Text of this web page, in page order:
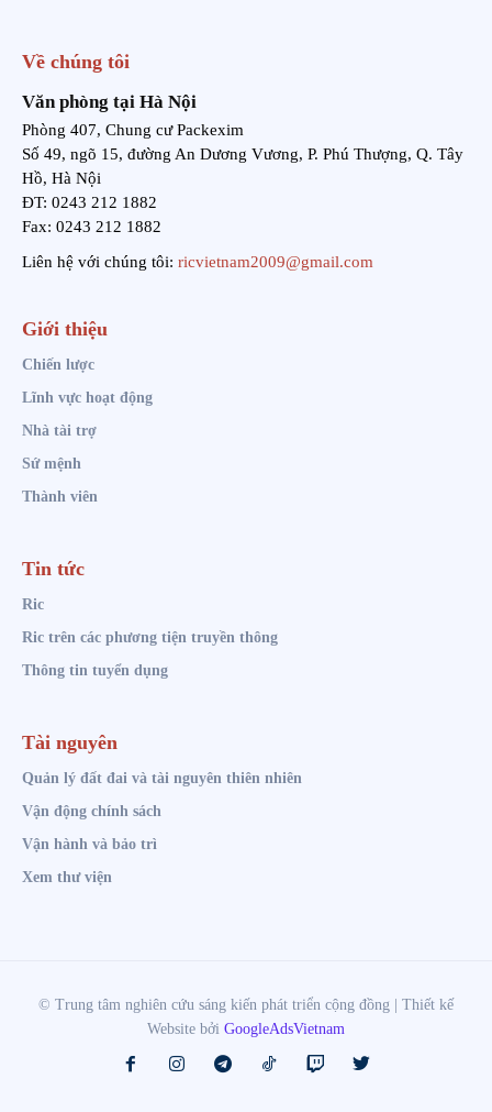
Về chúng tôi
Văn phòng tại Hà Nội
Phòng 407, Chung cư Packexim
Số 49, ngõ 15, đường An Dương Vương, P. Phú Thượng, Q. Tây
Hồ, Hà Nội
ĐT: 0243 212 1882
Fax: 0243 212 1882
Liên hệ với chúng tôi: ricvietnam2009@gmail.com
Giới thiệu
Chiến lược
Lĩnh vực hoạt động
Nhà tài trợ
Sứ mệnh
Thành viên
Tin tức
Ric
Ric trên các phương tiện truyền thông
Thông tin tuyển dụng
Tài nguyên
Quản lý đất đai và tài nguyên thiên nhiên
Vận động chính sách
Vận hành và bảo trì
Xem thư viện
© Trung tâm nghiên cứu sáng kiến phát triển cộng đồng | Thiết kế
Website bởi GoogleAdsVietnam